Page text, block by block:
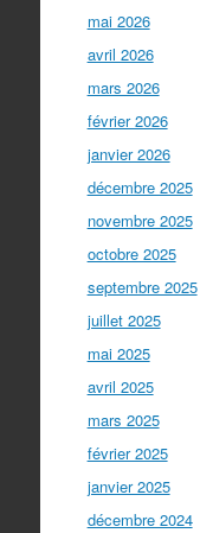
mai 2026
avril 2026
mars 2026
février 2026
janvier 2026
décembre 2025
novembre 2025
octobre 2025
septembre 2025
juillet 2025
mai 2025
avril 2025
mars 2025
février 2025
janvier 2025
décembre 2024